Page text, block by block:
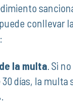
conllevar
la multa. Si
30 días, la